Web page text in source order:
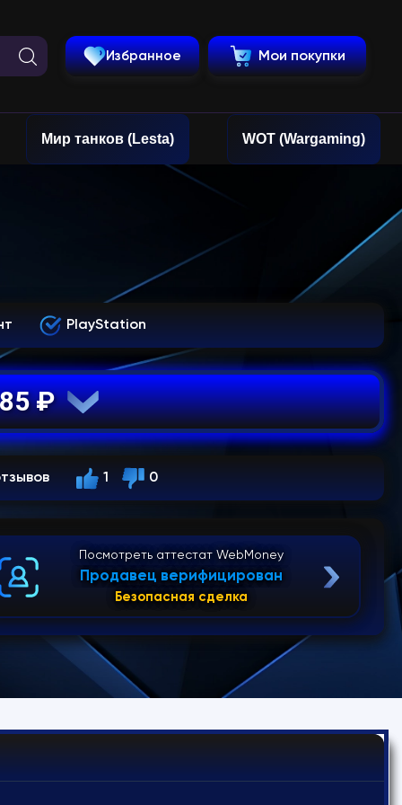
Избранное Мои покупки
Мир танков (Lesta) WOT (Wargaming)
PlayStation
₽
1 0
Посмотреть аттестат WebMoney
Продавец верифицирован
Безопасная сделка